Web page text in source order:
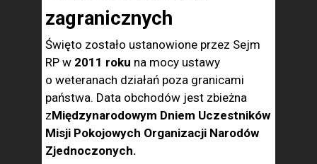
zagranicznych
Święto zostało ustanowione przez Sejm
RP w 2011 roku na mocy ustawy
o weteranach działań poza granicami
państwa. Data obchodów jest zbieżna
zMiędzynarodowym Dniem Uczestników
Misji Pokojowych Organizacji Narodów
Zjednoczonych.